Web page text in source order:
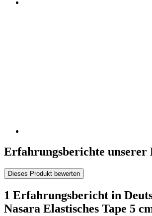
Erfahrungsberichte unserer
Dieses Produkt bewerten
1 Erfahrungsbericht in
Nasara Elastisches Tape 5